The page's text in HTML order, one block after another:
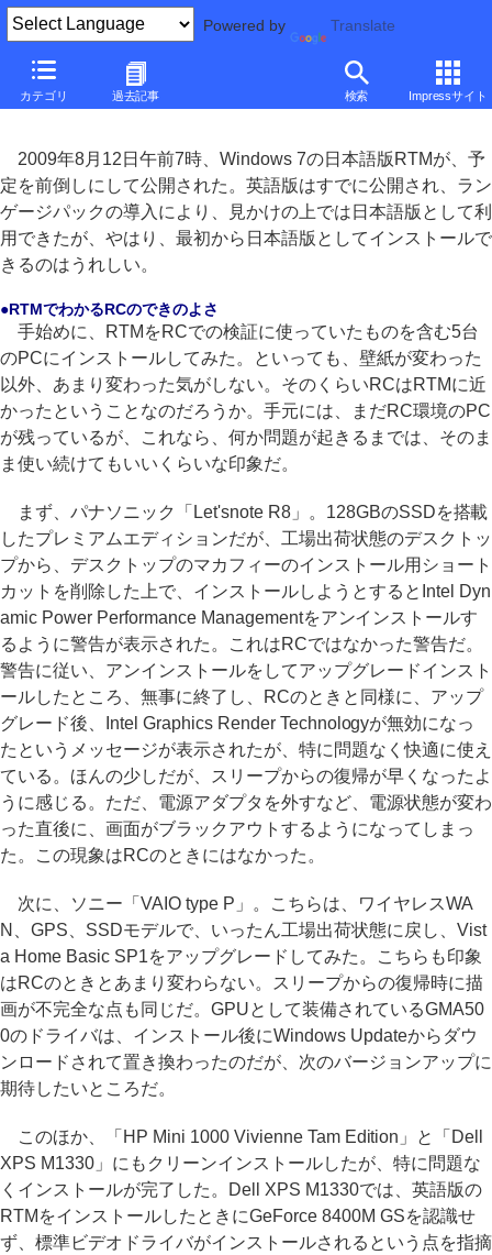
Powered by Translate
カテゴリ 過去記事 検索 Impressサイト
山田祥平のWindows 7カウントダウン
Vista環境でもWindows 7にアップグレードできるとは限らない
2009年8月12日午前7時、Windows 7の日本語版RTMが、予
定を前倒しにして公開された。英語版はすでに公開され、ラン
ゲージパックの導入により、見かけの上では日本語版として利
用できたが、やはり、最初から日本語版としてインストールで
きるのはうれしい。
●RTMでわかるRCのできのよさ
手始めに、RTMをRCでの検証に使っていたものを含む5台
のPCにインストールしてみた。といっても、壁紙が変わった
以外、あまり変わった気がしない。そのくらいRCはRTMに近
かったということなのだろうか。手元には、まだRC環境のPC
が残っているが、これなら、何か問題が起きるまでは、そのま
ま使い続けてもいいくらいな印象だ。
まず、パナソニック「Let'snote R8」。128GBのSSDを搭載
したプレミアムエディションだが、工場出荷状態のデスクトッ
プから、デスクトップのマカフィーのインストール用ショート
カットを削除した上で、インストールしようとするとIntel Dyn
amic Power Performance Managementをアンインストールす
るように警告が表示された。これはRCではなかった警告だ。
警告に従い、アンインストールをしてアップグレードインスト
ールしたところ、無事に終了し、RCのときと同様に、アップ
グレード後、Intel Graphics Render Technologyが無効になっ
たというメッセージが表示されたが、特に問題なく快適に使え
ている。ほんの少しだが、スリープからの復帰が早くなったよ
うに感じる。ただ、電源アダプタを外すなど、電源状態が変わ
った直後に、画面がブラックアウトするようになってしまっ
た。この現象はRCのときにはなかった。
次に、ソニー「VAIO type P」。こちらは、ワイヤレスWA
N、GPS、SSDモデルで、いったん工場出荷状態に戻し、Vist
a Home Basic SP1をアップグレードしてみた。こちらも印象
はRCのときとあまり変わらない。スリープからの復帰時に描
画が不完全な点も同じだ。GPUとして装備されているGMA50
0のドライバは、インストール後にWindows Updateからダウ
ンロードされて置き換わったのだが、次のバージョンアップに
期待したいところだ。
このほか、「HP Mini 1000 Vivienne Tam Edition」と「Dell
XPS M1330」にもクリーンインストールしたが、特に問題な
くインストールが完了した。Dell XPS M1330では、英語版の
RTMをインストールしたときにGeForce 8400M GSを認識せ
ず、標準ビデオドライバがインストールされるという点を指摘